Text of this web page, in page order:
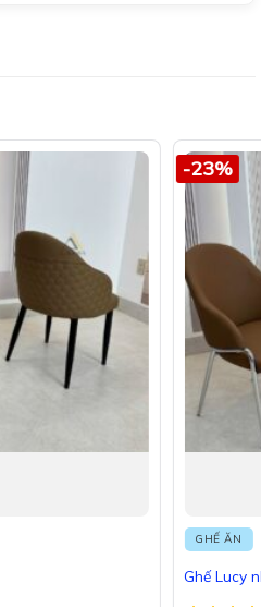
-23%
GHẾ ĂN
Ghế Lucy